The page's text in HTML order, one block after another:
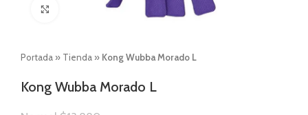
Click to enlarge
Portada » Tienda » Kong Wubba Morado L
Kong Wubba Morado L